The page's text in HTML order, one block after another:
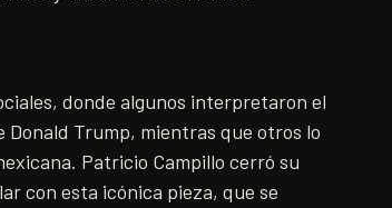
donde algunos interpretaron el
Donald Trump, mientras que otros lo
Patricio Campillo cerró su
con esta icónica pieza, que se